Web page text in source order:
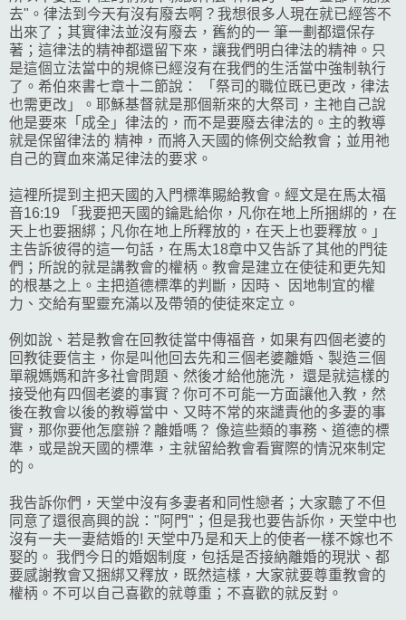
去"。律法到今天有沒有廢去啊？我想很多人現在就已經答不
出來了；其實律法並沒有廢去，舊約的一 筆一劃都還保存
著；這律法的精神都還留下來，讓我們明白律法的精神。只
是這個立法當中的規條已經沒有在我們的生活當中強制執行
了。希伯來書七章十二節說： 「祭司的職位既已更改，律法
也需更改」。耶穌基督就是那個新來的大祭司，主祂自己說
他是要來「成全」律法的，而不是要廢去律法的。主的教導
就是保留律法的 精神，而將入天國的條例交給教會；並用祂
自己的寶血來滿足律法的要求。
這裡所提到主把天國的入門標準賜給教會。經文是在馬太福
音16:19 「我要把天國的鑰匙給你，凡你在地上所捆綁的，在
天上也要捆綁；凡你在地上所釋放的，在天上也要釋放。」
主告訴彼得的這一句話，在馬太18章中又告訴了其他的門徒
們；所說的就是講教會的權柄。教會是建立在使徒和更先知
的根基之上。主把道德標準的判斷，因時、 因地制宜的權
力、交給有聖靈充滿以及帶領的使徒來定立。
例如說、若是教會在回教徒當中傳福音，如果有四個老婆的
回教徒要信主，你是叫他回去先和三個老婆離婚、製造三個
單親媽媽和許多社會問題、然後才給他施洗， 還是就這樣的
接受他有四個老婆的事實？你可不可能一方面讓他入教，然
後在教會以後的教導當中、又時不常的來譴責他的多妻的事
實，那你要他怎麼辦？離婚嗎？ 像這些類的事務、道德的標
準，或是說天國的標準，主就留給教會看實際的情況來制定
的。
我告訴你們，天堂中沒有多妻者和同性戀者；大家聽了不但
同意了還很高興的說："阿門"；但是我也要告訴你，天堂中也
沒有一夫一妻結婚的! 天堂中乃是和天上的使者一樣不嫁也不
娶的。 我們今日的婚姻制度，包括是否接納離婚的現狀、都
要感謝教會又捆綁又釋放，既然這樣，大家就要尊重教會的
權柄。不可以自己喜歡的就尊重；不喜歡的就反對。